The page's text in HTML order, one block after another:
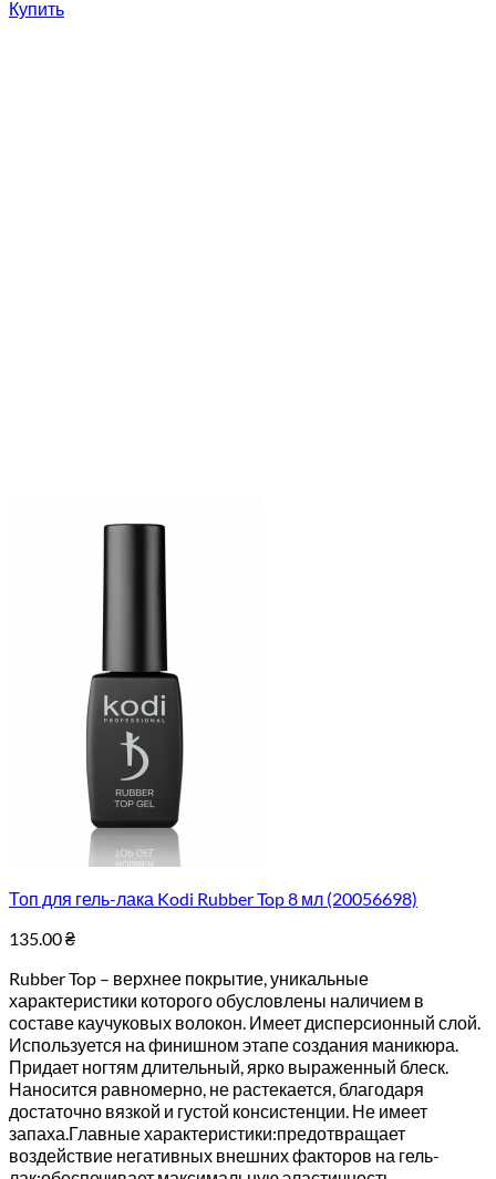
Купить
Топ для гель-лака Kodi Rubber Top 8 мл (20056698)
135.00₴
Rubber Top – верхнее покрытие, уникальные
характеристики которого обусловлены наличием в
составе каучуковых волокон. Имеет дисперсионный слой.
Используется на финишном этапе создания маникюра.
Придает ногтям длительный, ярко выраженный блеск.
Наносится равномерно, не растекается, благодаря
достаточно вязкой и густой консистенции. Не имеет
запаха.Главные характеристики:предотвращает
воздействие негативных внешних факторов на гель-